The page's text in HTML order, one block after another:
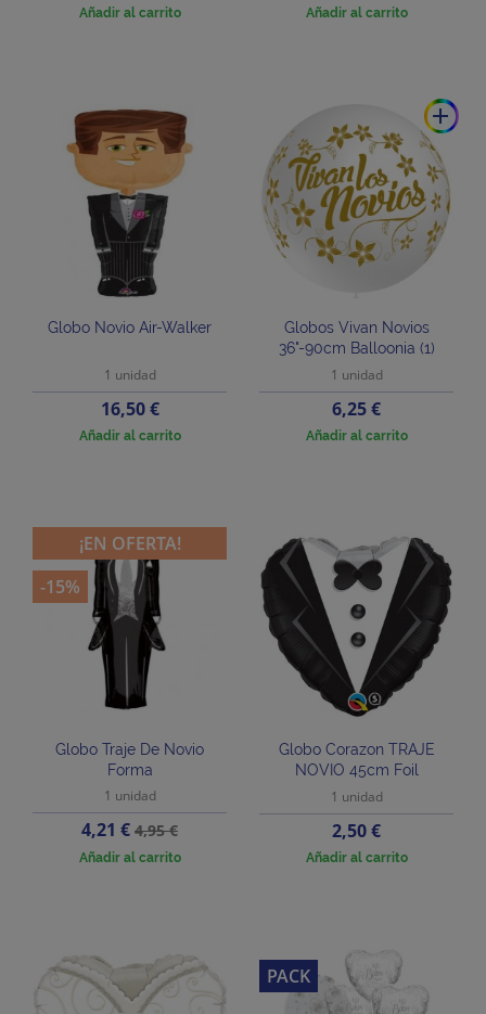
Añadir al carrito Añadir al carrito
Globo Novio Air-Walker
1 unidad
Precio
16,50 €
Añadir al carrito
add
Globos Vivan Novios
36"-90cm Balloonia (1)
1 unidad
Precio
6,25 €
Añadir al carrito
Globo Traje De Novio
Forma
1 unidad
Precio
4,21 €Precio
base
4,95 €
Añadir al carrito
¡EN OFERTA!
-15%
Globo Corazon TRAJE
NOVIO 45cm Foil
1 unidad
Precio
2,50 €
Añadir al carrito
PACK